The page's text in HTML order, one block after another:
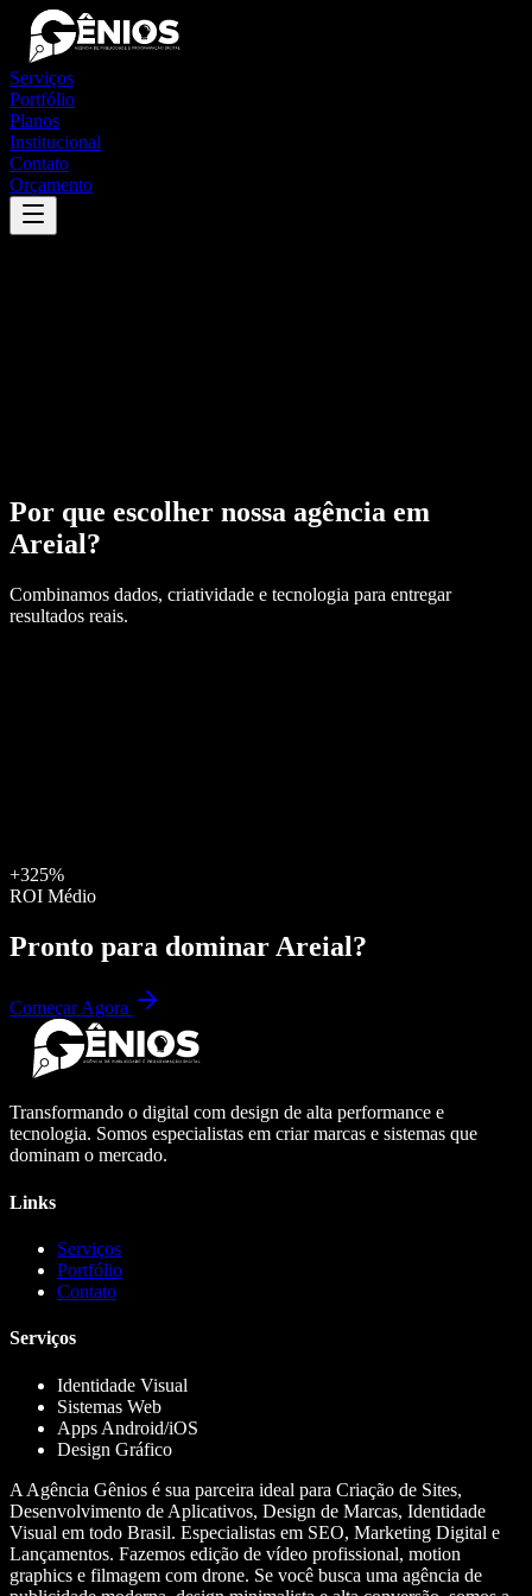
Serviços
Portfólio
Planos
Institucional
Contato
Orçamento
Por que escolher nossa agência em
Areial?
Combinamos dados, criatividade e tecnologia para entregar
resultados reais.
+325%
ROI Médio
Pronto para dominar Areial?
Começar Agora
Transformando o digital com design de alta performance e
tecnologia. Somos especialistas em criar marcas e sistemas que
dominam o mercado.
Links
Serviços
Portfólio
Contato
Serviços
Identidade Visual
Sistemas Web
Apps Android/iOS
Design Gráfico
A Agência Gênios é sua parceira ideal para Criação de Sites,
Desenvolvimento de Aplicativos, Design de Marcas, Identidade
Visual em todo Brasil. Especialistas em SEO, Marketing Digital e
Lançamentos. Fazemos edição de vídeo profissional, motion
graphics e filmagem com drone. Se você busca uma agência de